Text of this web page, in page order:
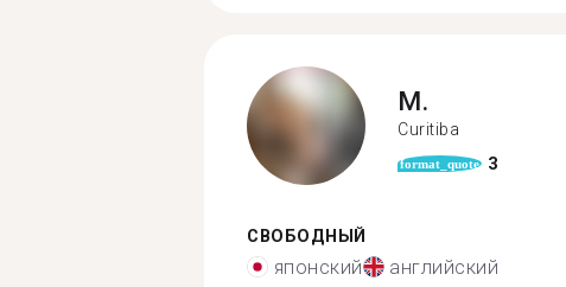
M.
Curitiba
format_quote 3
СВОБОДНЫЙ
японский английский